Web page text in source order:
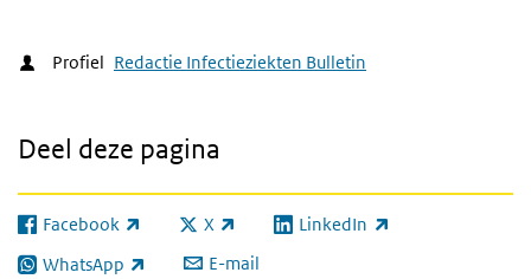
Profiel Redactie Infectieziekten Bulletin
Deel deze pagina
Facebook
(externe link) X
(externe link) LinkedIn
(externe link)
WhatsApp
(externe link) E-mail